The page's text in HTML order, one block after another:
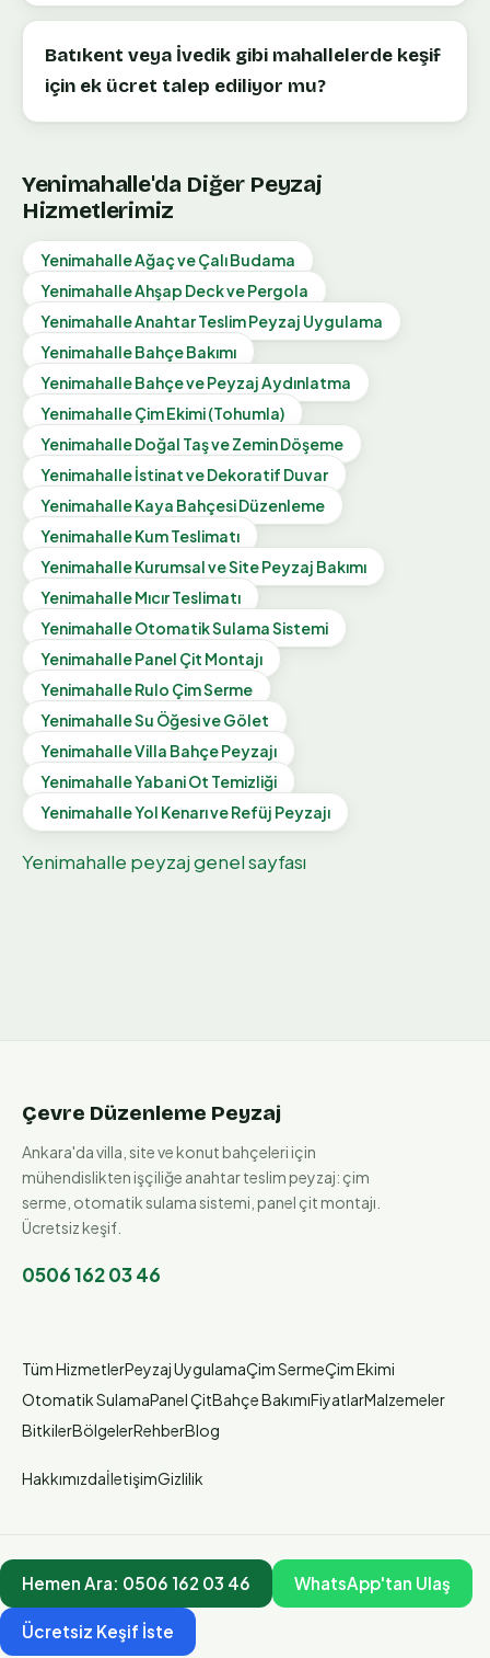
Batıkent veya İvedik gibi mahallelerde keşif
için ek ücret talep ediliyor mu?
Yenimahalle'da Diğer Peyzaj
Hizmetlerimiz
YenimahalleAğaç ve Çalı Budama
YenimahalleAhşap Deck ve Pergola
YenimahalleAnahtar Teslim Peyzaj Uygulama
YenimahalleBahçe Bakımı
YenimahalleBahçe ve Peyzaj Aydınlatma
YenimahalleÇim Ekimi (Tohumla)
YenimahalleDoğal Taş ve Zemin Döşeme
Yenimahalleİstinat ve Dekoratif Duvar
YenimahalleKaya Bahçesi Düzenleme
YenimahalleKum Teslimatı
YenimahalleKurumsal ve Site Peyzaj Bakımı
YenimahalleMıcır Teslimatı
YenimahalleOtomatik Sulama Sistemi
YenimahallePanel Çit Montajı
YenimahalleRulo Çim Serme
YenimahalleSu Öğesi ve Gölet
YenimahalleVilla Bahçe Peyzajı
YenimahalleYabani Ot Temizliği
YenimahalleYol Kenarı ve Refüj Peyzajı
Yenimahalle peyzaj genel sayfası
Çevre Düzenleme Peyzaj
Ankara'da villa, site ve konut bahçeleri için
mühendislikten işçiliğe anahtar teslim peyzaj: çim
serme, otomatik sulama sistemi, panel çit montajı.
Ücretsiz keşif.
0506 162 03 46
Tüm HizmetlerPeyzaj UygulamaÇim SermeÇim Ekimi
Otomatik SulamaPanel ÇitBahçe BakımıFiyatlarMalzemeler
BitkilerBölgelerRehberBlog
HakkımızdaİletişimGizlilik
Hemen Ara: 0506 162 03 46 WhatsApp'tan Ulaş
Ücretsiz Keşif İste